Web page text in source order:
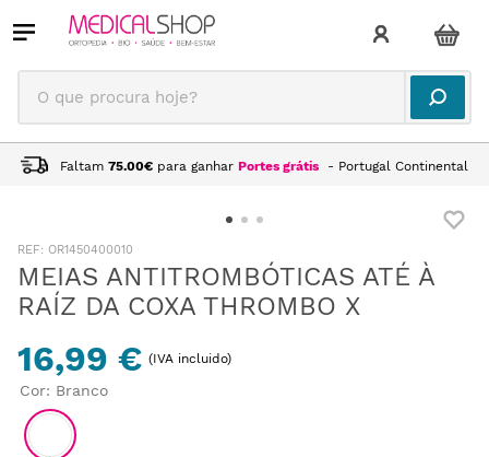
O que procura hoje?
Faltam 75.00€ para ganhar Portes grátis - Portugal Continental
: OR1450400010
MEIAS ANTITROMBÓTICAS ATÉ À
RAÍZ DA COXA THROMBO X
16,99 € (IVA incluido)
Cor: Branco